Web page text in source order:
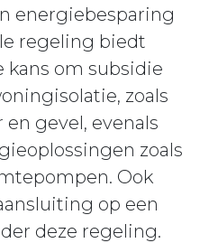
energiebesparing
regeling biedt
om subsidie
zoals
en gevel, evenals
zoals
Ook
op een
deze regeling.